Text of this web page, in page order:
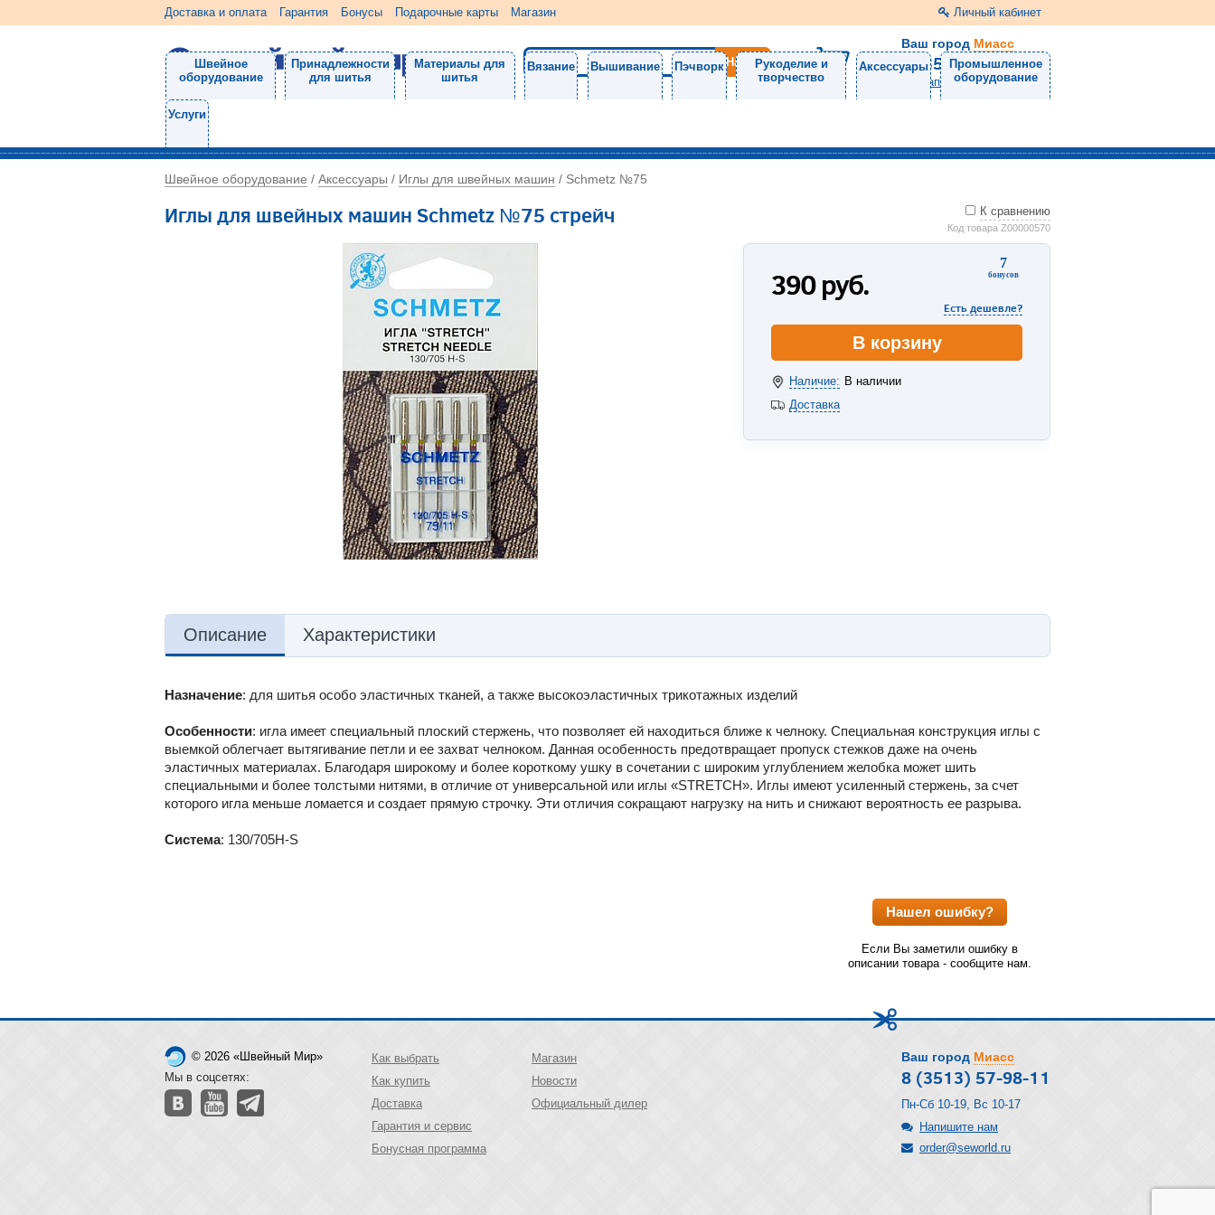
Доставка и оплата Гарантия Бонусы Подарочные карты Магазин Личный кабинет
Ваш город Миасс
8 (3513) 57-98-11
Напишите нам
Швейное
оборудование
Принадлежности
для шитья
Материалы для
шитья
Вязание Вышивание Пэчворк
Рукоделие и
творчество
Аксессуары
Промышленное
оборудование
Услуги
Швейное оборудование / Аксессуары / Иглы для швейных машин / Schmetz №75
Иглы для швейных машин Schmetz №75 стрейч К сравнению
Код товара Z00000570
7
бонусов
390руб.
Есть дешевле?
В корзину
Наличие: В наличии
Доставка
Описание Характеристики
Назначение: для шитья особо эластичных тканей, а также высокоэластичных трикотажных изделий
Особенности: игла имеет специальный плоский стержень, что позволяет ей находиться ближе к челноку. Специальная конструкция иглы с
выемкой облегчает вытягивание петли и ее захват челноком. Данная особенность предотвращает пропуск стежков даже на очень
эластичных материалах. Благодаря широкому и более короткому ушку в сочетании с широким углублением желобка может шить
специальными и более толстыми нитями, в отличие от универсальной или иглы «STRETCH». Иглы имеют усиленный стержень, за счет
которого игла меньше ломается и создает прямую строчку. Эти отличия сокращают нагрузку на нить и снижают вероятность ее разрыва.
Система: 130/705H-S
Нашел ошибку?
Если Вы заметили ошибку в
описании товара - сообщите нам.
© 2026 «Швейный Мир»
Мы в соцсетях:
Как выбрать
Как купить
Доставка
Гарантия и сервис
Бонусная программа
Магазин
Новости
Официальный дилер
Ваш город Миасс
8 (3513) 57-98-11
Пн-Сб 10-19, Вс 10-17
Напишите нам
order@seworld.ru